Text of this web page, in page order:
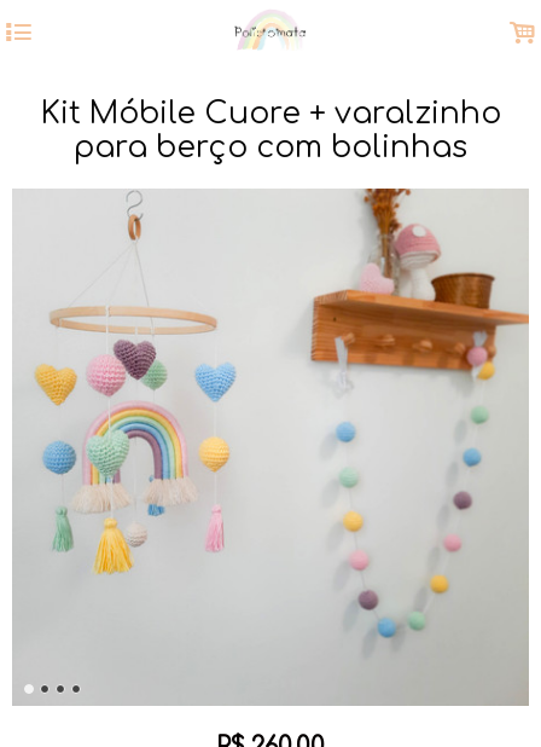
4 .
Kit Móbile Cuore + varalzinho
para berço com bolinhas